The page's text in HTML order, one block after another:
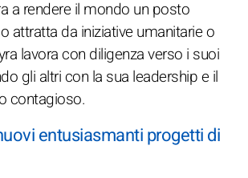
a rendere il mondo un posto
attratta da iniziative umanitarie o
lavora con diligenza verso i suoi
gli altri con la sua leadership e il
contagioso.
entusiasmanti progetti di